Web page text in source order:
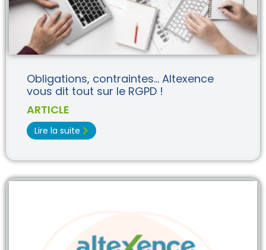
Obligations, contraintes… Altexence
vous dit tout sur le RGPD !
ARTICLE
Lire la suite